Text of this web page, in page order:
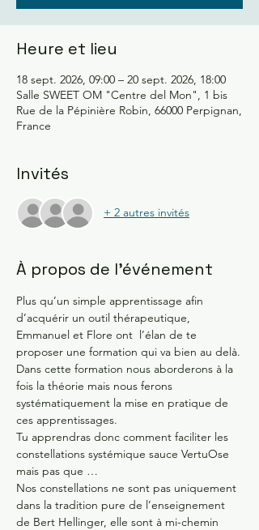
Heure et lieu
18 sept. 2026, 09:00 – 20 sept. 2026, 18:00
Salle SWEET OM "Centre del Mon", 1 bis
Rue de la Pépinière Robin, 66000 Perpignan,
France
Invités
+ 2 autres invités
À propos de l'événement
Plus qu’un simple apprentissage afin
d’acquérir un outil thérapeutique,
Emmanuel et Flore ont  l’élan de te
proposer une formation qui va bien au delà.
Dans cette formation nous aborderons à la
fois la théorie mais nous ferons
systématiquement la mise en pratique de
ces apprentissages.
Tu apprendras donc comment faciliter les
constellations systémique sauce VertuOse
mais pas que …
Nos constellations ne sont pas uniquement
dans la tradition pure de l’enseignement
de Bert Hellinger, elle sont à mi-chemin